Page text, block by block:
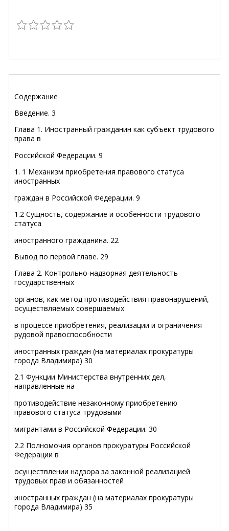
Содержание
Введение. 3
Глава 1. Иностранный гражданин как субъект трудового
права в
Российской Федерации. 9
1. 1 Механизм приобретения правового статуса
иностранных
граждан в Российской Федерации. 9
1.2 Сущность, содержание и особенности трудового
статуса
иностранного гражданина. 22
Вывод по первой главе. 29
Глава 2. Контрольно-надзорная деятельность
государственных
органов, как метод противодействия правонарушений,
осуществляемых совершаемых
в процессе приобретения, реализации и ограничения
рудовой правоспособности
иностранных граждан (на материалах прокуратуры
города Владимира) 30
2.1 Функции Министерства внутренних дел,
направленные на
противодействие незаконному приобретению
правового статуса трудовыми
мигрантами в Российской Федерации. 30
2.2 Полномочия органов прокуратуры Российской
Федерации в
осуществлении надзора за законной реализацией
трудовых прав и обязанностей
иностранных граждан (на материалах прокуратуры
города Владимира) 35